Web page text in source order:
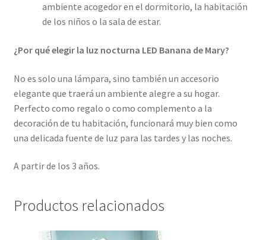
ambiente acogedor en el dormitorio, la habitación
de los niños o la sala de estar.
¿Por qué elegir la luz nocturna LED Banana de Mary?
No es solo una lámpara, sino también un accesorio
elegante que traerá un ambiente alegre a su hogar.
Perfecto como regalo o como complemento a la
decoración de tu habitación, funcionará muy bien como
una delicada fuente de luz para las tardes y las noches.
A partir de los 3 años.
Productos relacionados